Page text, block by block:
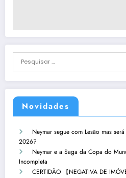
Novidades
Neymar segue com Lesão mas
2026?
Neymar e a Saga da Copa do
Incompleta
CERTIDÃO 【NEGATIVA DE